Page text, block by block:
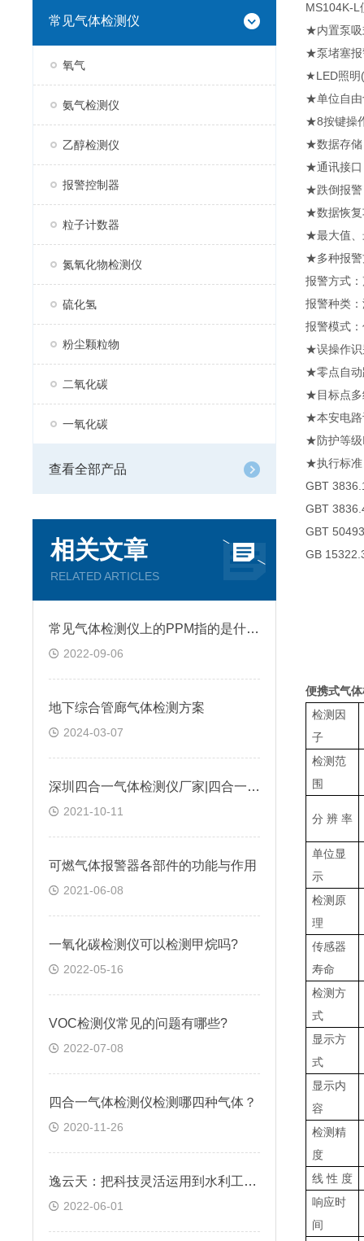
常见气体检测仪
氧气
氨气检测仪
乙醇检测仪
报警控制器
粒子计数器
氮氧化物检测仪
硫化氢
粉尘颗粒物
二氧化碳
一氧化碳
查看全部产品
相关文章
RELATED ARTICLES
常见气体检测仪上的PPM指的是什么?
2022-09-06
地下综合管廊气体检测方案
2024-03-07
深圳四合一气体检测仪厂家|四合一气体检测仪是如何进行工作的?@台风资讯
2021-10-11
可燃气体报警器各部件的功能与作用
2021-06-08
一氧化碳检测仪可以检测甲烷吗?
2022-05-16
VOC检测仪常见的问题有哪些?
2022-07-08
四合一气体检测仪检测哪四种气体？
2020-11-26
逸云天：把科技灵活运用到水利工程气体检测中
2022-06-01
MS104K-L
★内置泵吸
★泵堵塞报
★LED照明
★单位自由
★8按键操
★数据存储
★通讯接口
★跌倒报警
★数据恢复
★最大值、
★多种报警
报警方式
报警种类
报警模式
★误操作识
★零点自动
★目标点多
★本安电路
★防护等级
★执行标准
GBT
GBT
GBT
GB
便携式气
检测因
子
检测范
围
分 辨 率
单位显
示
检测原
理
传感器
寿命
检测方
式
显示方
式
显示内
容
检测精
度
线 性 度
响应时
间